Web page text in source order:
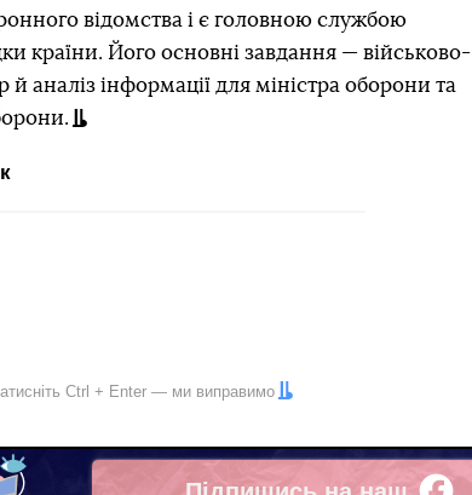
відомства і є головною службою
країни. Його основні завдання — військово-
й аналіз інформації для міністра оборони та
Ctrl + Enter — ми виправимо